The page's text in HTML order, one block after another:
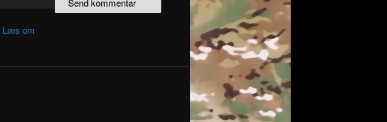
Læs om